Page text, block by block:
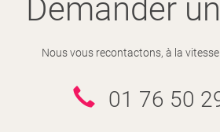
Demander
Nous vous recontactons, à la vitesse
01 76 50